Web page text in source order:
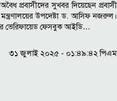
প্রবাসীদের সুখবর দিয়েছেন প্রবাসী
উপদেষ্টা ড. আসিফ নজরুল।
ভেরিফায়েড ফেসবুক আইডি…
৩১ জুলাই ২০২৫ - ০১:৪৯:৪২ পিএম